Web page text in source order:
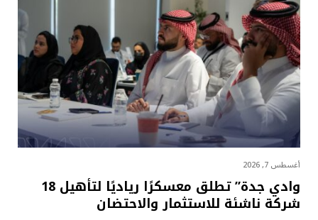
أغسطس 7, 2026
وادي جدة” تطلق معسكرًا رياديًا لتأهيل 18
شركة ناشئة للاستثمار والاحتضان